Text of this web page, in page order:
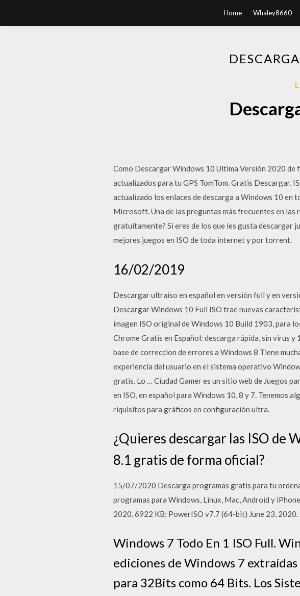
Home Whaley8660
Como Descargar Windows 10 Ultima Versión 2020
actualizados para tu GPS TomTom. Gratis Descargar.
actualizado los enlaces de descarga a Windows 10 en
Microsoft. Una de las preguntas más frecuentes en
gratuitamente? Si eres de los que les gusta
mejores juegos en ISO de toda internet y por torrent.
16/02/2019
Descargar ultraiso en español en versión full y en
Descargar Windows 10 Full ISO trae nuevas
imagen ISO original de Windows 10 Build 1903, para
Chrome Gratis en Español: descarga rápida, sin virus
base de correccion de errores a Windows 8 Tiene
experiencia del usuario en el sistema operativo
gratis. Lo … Ciudad Gamer es un sitio web de Juegos
en ISO, en español para Windows 10, 8 y 7. Tenemos
riquisitos para gráficos en configuración ultra.
¿Quieres descargar las ISO de
8.1 gratis de forma oficial?
15/07/2020 Descarga programas gratis para tu
programas para Windows, Linux, Mac, Android y
2020. 6922 KB: PowerISO v7.7 (64-bit) June 23, 2020.
Windows 7 Todo En 1 ISO Full.
ediciones de Windows 7
para 32Bits como 64 Bits. Los